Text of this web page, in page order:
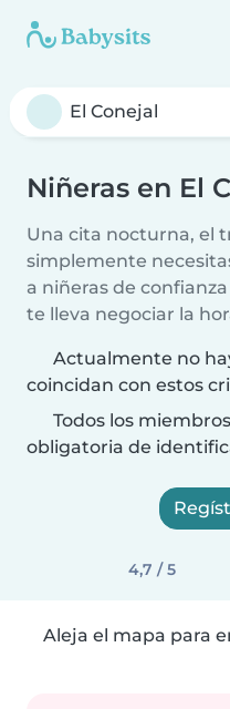
Niñeras en El
Una cita nocturna, el
simplemente
a niñeras de
te lleva negociar la
Actualmente no
coincidan con estos
Todos los
obligatoria de
4,7 / 5
Aleja el mapa para